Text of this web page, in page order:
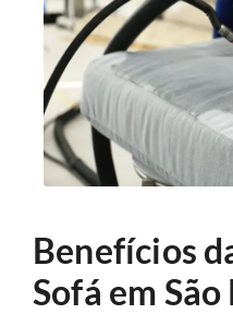
Benefícios
Sofá em